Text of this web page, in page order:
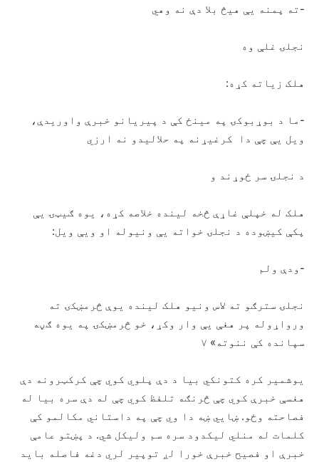
-ته پمنه یې هیڅ بلا دې نه وهي
نجلۍ غلې وه
هلک زیاته کړه:
-ما د بوړبوکۍ په مینځ کې د پیریانو خبرې واوریدې،
ویل یې چې دا کرغیړنه په حلالیدو نه ارزي
د نجلۍ سر ځوړند و
هلک له خپلې غاړې څخه لینده خلاصه کړه، یوه ګیټۍ یې
پکې کیښوده د نجلۍ خواته یې ونیوله او ویې ویل:
-ودې ولم
نجلۍ سترګو ته لاس ونیو هلک لینده یوې څرمښکۍ ته
ورواړوله پر هغې یې وار وکړ، خو څرمښکۍ په یوه ګڼه
سپانده کې ننوته» ۷
یوشمیر کره کتونکي بیا د دې پلوي کوي چې کرکټرونه دې
هغسې خبرې کوي چې څرنګه تلفظ کوي چې له دې سره بیا له
فصاحته وځو. ښایي ښه دا وي چې په داستاني مکالمو کې
کلمات له منلي لیکدود سره سم ولیکل شي. د پښتو عامې
خبرې او فصیح خبرې خورا لږ توپير لري دغه فاصله باید